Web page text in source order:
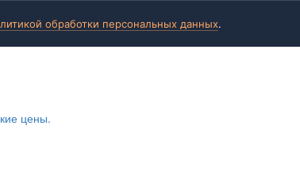
обработки персональных данных.
цены.